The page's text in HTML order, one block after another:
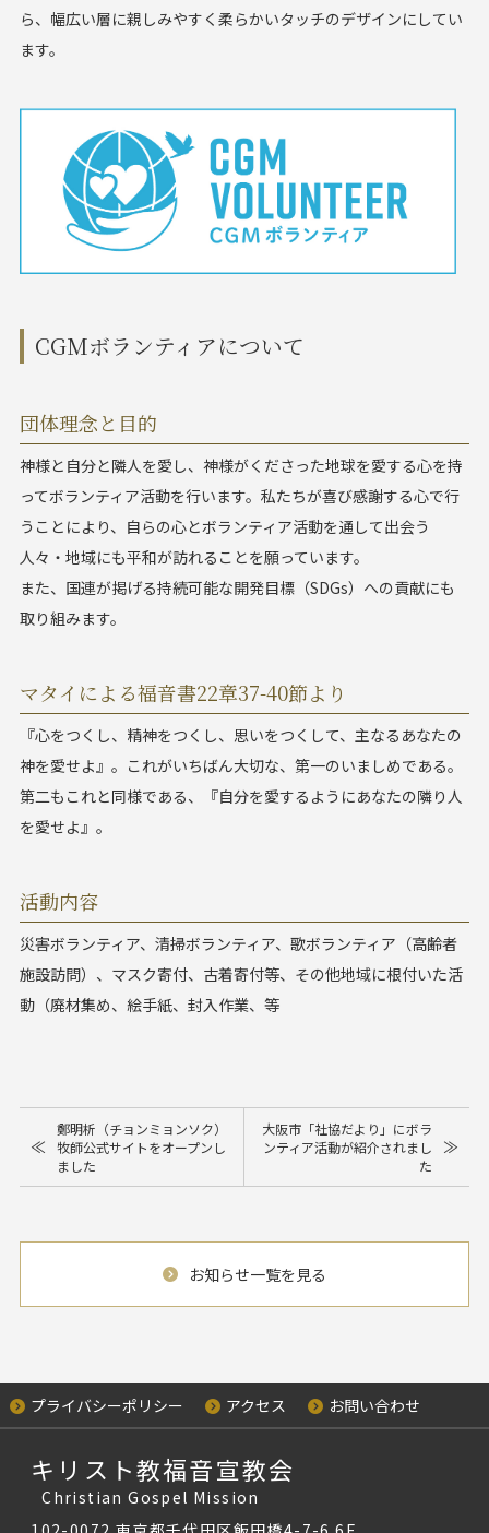
ら、幅広い層に親しみやすく柔らかいタッチのデザインにしてい
ます。
CGMボランティアについて
団体理念と目的
神様と自分と隣人を愛し、神様がくださった地球を愛する心を持
ってボランティア活動を行います。私たちが喜び感謝する心で行
うことにより、自らの心とボランティア活動を通して出会う
人々・地域にも平和が訪れることを願っています。
また、国連が掲げる持続可能な開発目標（SDGs）への貢献にも
取り組みます。
マタイによる福音書22章37-40節より
『心をつくし、精神をつくし、思いをつくして、主なるあなたの
神を愛せよ』。これがいちばん大切な、第一のいましめである。
第二もこれと同様である、『自分を愛するようにあなたの隣り人
を愛せよ』。
活動内容
災害ボランティア、清掃ボランティア、歌ボランティア（高齢者
施設訪問）、マスク寄付、古着寄付等、その他地域に根付いた活
動（廃材集め、絵手紙、封入作業、等
≪
鄭明析（チョンミョンソク）
牧師公式サイトをオープンし
ました
大阪市「社協だより」にボラ
ンティア活動が紹介されまし
た
≫
お知らせ一覧を見る
プライバシーポリシー アクセス お問い合わせ
キリスト教福音宣教会
Christian Gospel Mission